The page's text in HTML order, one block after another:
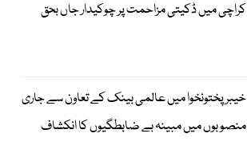
کراچی میں ڈکیتی مزاحمت پر چوکیدار جاں بحق
خیبرپختونخوا میں عالمی بینک کے تعاون سے جاری
منصوبوں میں مبینہ بے ضابطگیوں کا انکشاف